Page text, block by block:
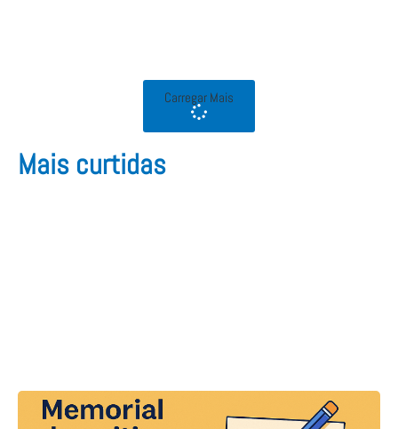
Carregar Mais
Mais curtidas​